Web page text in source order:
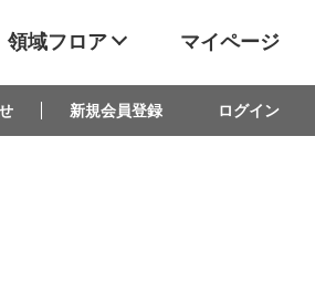
領域フロア マイページ
新規会員登録 ログイン